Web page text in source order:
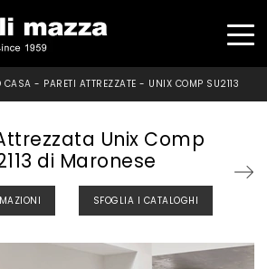
CASA - PARETI ATTREZZATE - UNIX COMP SU2113
Unix Comp
di Maronese
SFOGLIA I CATALOGHI